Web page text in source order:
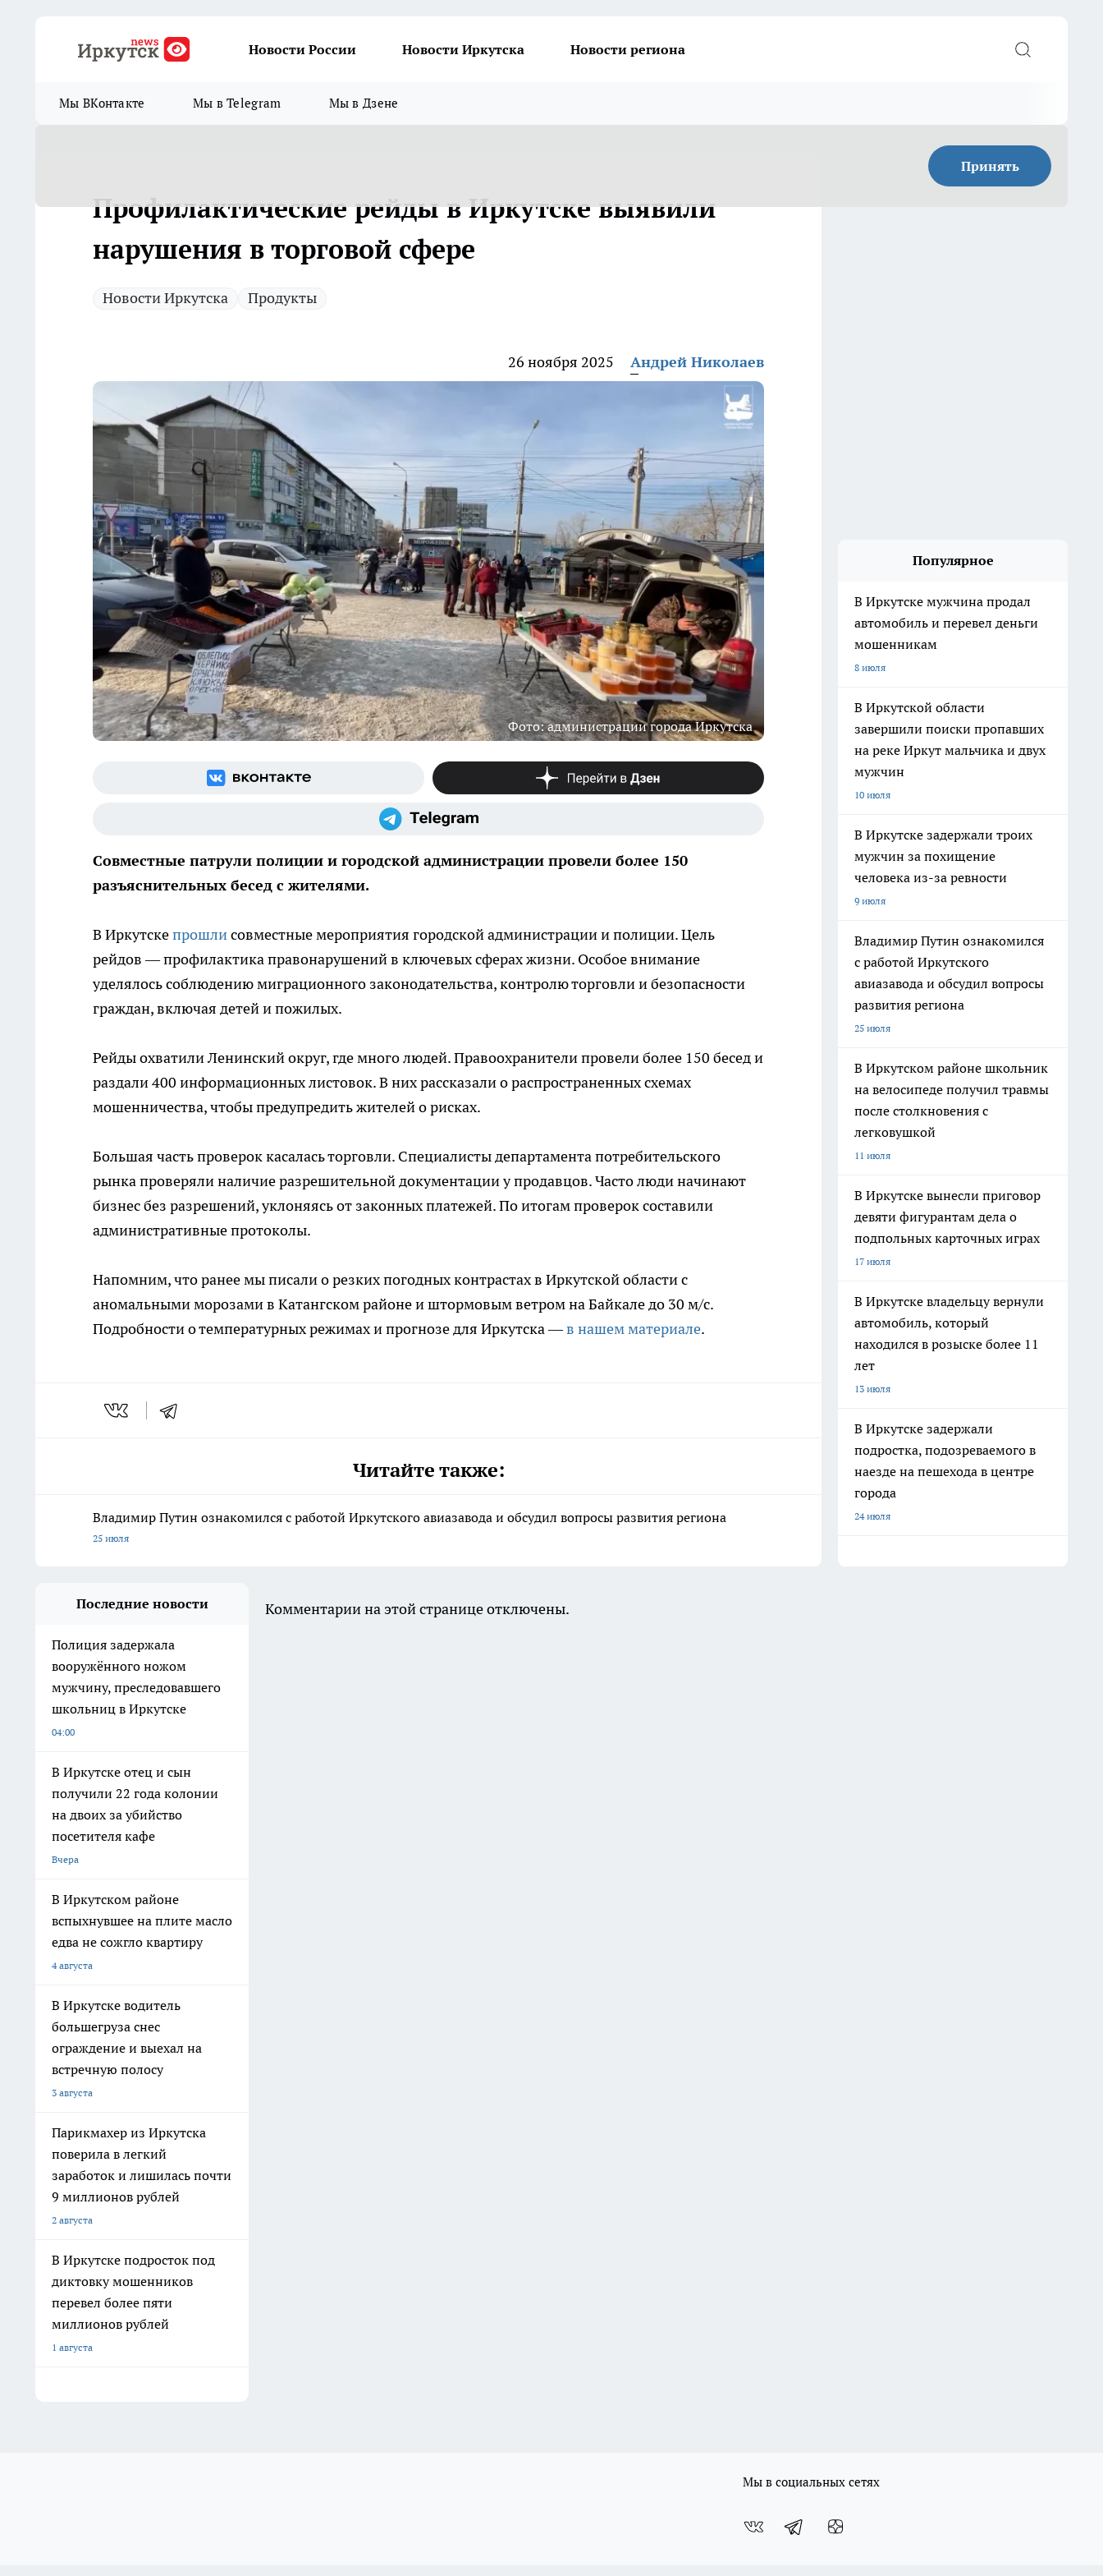
Новости России Новости Иркутска Новости региона
Мы ВКонтакте Мы в Telegram Мы в Дзене
Принять
Профилактические рейды в Иркутске выявили
нарушения в торговой сфере
Новости Иркутска Продукты
26 ноября 2025 Андрей Николаев
Фото: администрации города Иркутска
Совместные патрули полиции и городской администрации провели более 150
разъяснительных бесед с жителями.
В Иркутскепрошлисовместные мероприятия городской администрации и полиции. Цель
рейдов — профилактика правонарушений в ключевых сферах жизни. Особое внимание
уделялось соблюдению миграционного законодательства, контролю торговли и безопасности
граждан, включая детей и пожилых.
Рейды охватили Ленинский округ, где много людей. Правоохранители провели более 150 бесед и
раздали 400 информационных листовок. В них рассказали о распространенных схемах
мошенничества, чтобы предупредить жителей о рисках.
Большая часть проверок касалась торговли. Специалисты департамента потребительского
рынка проверяли наличие разрешительной документации у продавцов. Часто люди начинают
бизнес без разрешений, уклоняясь от законных платежей. По итогам проверок составили
административные протоколы.
Напомним, что ранее мы писали о резких погодных контрастах в Иркутской области с
аномальными морозами в Катангском районе и штормовым ветром на Байкале до 30 м/с.
Подробности о температурных режимах и прогнозе для Иркутска —в нашем материале.
Читайте также:
Владимир Путин ознакомился с работой Иркутского авиазавода и обсудил вопросы развития региона
25 июля
Популярное
В Иркутске мужчина продал
автомобиль и перевел деньги
мошенникам
8 июля
В Иркутской области
завершили поиски пропавших
на реке Иркут мальчика и двух
мужчин
10 июля
В Иркутске задержали троих
мужчин за похищение
человека из-за ревности
9 июля
Владимир Путин ознакомился
с работой Иркутского
авиазавода и обсудил вопросы
развития региона
25 июля
В Иркутском районе школьник
на велосипеде получил травмы
после столкновения с
легковушкой
11 июля
В Иркутске вынесли приговор
девяти фигурантам дела о
подпольных карточных играх
17 июля
В Иркутске владельцу вернули
автомобиль, который
находился в розыске более 11
лет
13 июля
В Иркутске задержали
подростка, подозреваемого в
наезде на пешехода в центре
города
24 июля
Последние новости
Полиция задержала
вооружённого ножом
мужчину, преследовавшего
школьниц в Иркутске
04:00
В Иркутске отец и сын
получили 22 года колонии
на двоих за убийство
посетителя кафе
Вчера
В Иркутском районе
вспыхнувшее на плите масло
едва не сожгло квартиру
4 августа
В Иркутске водитель
большегруза снес
ограждение и выехал на
встречную полосу
3 августа
Парикмахер из Иркутска
поверила в легкий
заработок и лишилась почти
9 миллионов рублей
2 августа
В Иркутске подросток под
диктовку мошенников
перевел более пяти
миллионов рублей
1 августа
Комментарии на этой странице отключены.
Мы в социальных сетях